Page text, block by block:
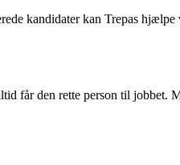
kandidater kan Trepas
får den rette person til jobbet.